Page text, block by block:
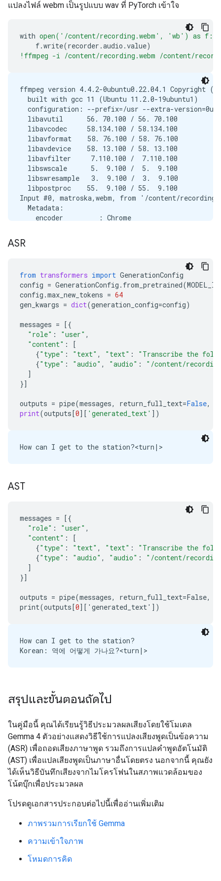
แปลงไฟล์ webm เป็นรูปแบบ wav ที่ PyTorch เข้าใจ
with open('/content/recording.webm', 'wb') as f:
f.write(recorder .audio .value)
!ffmpeg -i /content/recording.webm /content/
ffmpeg version 4.4.2-0ubuntu0.22.04.1 Copyright (c)
  built with gcc 11 (Ubuntu 11.2.0-19ubuntu1)
configuration: --prefix=/usr --extra-
  libavutil      56. 70.100 / 56. 70.100
  libavcodec     58.134.100 / 58.134.100
  libavformat    58. 76.100 / 58. 76.100
  libavdevice    58. 13.100 / 58. 13.100
  libavfilter     7.110.100 /  7.110.100
  libswscale      5.  9.100 /  5.  9.100
  libswresample   3.  9.100 /  3.  9.100
  libpostproc    55.  9.100 / 55.  9.100
Input #0, matroska,webm, from '/content/
  Metadata:
    encoder         : Chrome
Stream #0:0(eng): Audio: opus, 48000 Hz, mono,
Stream mapping:
Output #0, wav, to '/content/recording.wav':
  Metadata:
    ISFT            : Lavf58.76.100
Stream #0:0(eng): Audio: pcm_s16le
      encoder         : Lavc58.134.100 pcm_s16le
size=     287kB time=00:00:02.99 bitrate=
ASR
from transformers import GenerationConfig
config = GenerationConfig . from_pretrained(MODEL_ID
config .max_new_tokens = 64
gen_kwargs = dict(generation_config=config)
messages = [{
"role" : "user" ,
"content" :
[
{"type" : "text" , "text" :
"Transcribe the
{"type" : "audio" , "audio" :
"/content/
]
}]
outputs = pipe(messages, return_full_text=False,
print(outputs[0][ 'generated_text' ])
AST
messages = [{
"role" : "user" ,
"content" :
[
{"type" : "text" , "text" :
"Transcribe the
{"type" : "audio" , "audio" :
"/content/
]
}]
outputs = pipe(messages, return_full_text=False,
print(outputs[0][ ' generated_text' ])
How can I get to the station?
สรุปและขั้นตอนถัดไป
ในคู่มือนี้ คุณได้เรียนรู้วิธีประมวลผลเสียงโดยใช้โมเดล
Gemma 4 ตัวอย่างแสดงวิธีใช้การแปลงเสียงพูดเป็นข้อความ
(ASR) เพื่อถอดเสียงภาษาพูด รวมถึงการแปลคำพูดอัตโนมัติ
(AST) เพื่อแปลเสียงพูดเป็นภาษาอื่นโดยตรง นอกจากนี้ คุณยัง
ได้เห็นวิธีบันทึกเสียงจากไมโครโฟนในสภาพแวดล้อมของ
โน้ตบุ๊กเพื่อประมวลผล
โปรดดูเอกสารประกอบต่อไปนี้เพื่ออ่านเพิ่มเติม
ภาพรวมการเรียกใช้ Gemma
ความเข้าใจภาพ
โหมดการคิด